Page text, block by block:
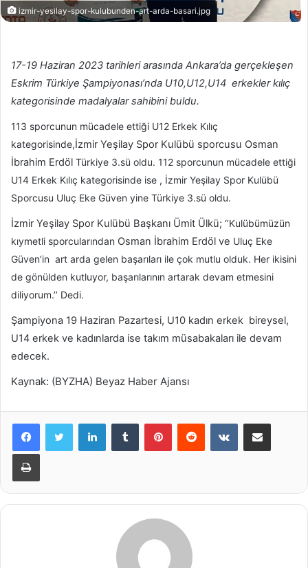
izmir-yesilay-spor-kulubunden-art-arda-basari.jpg
17-19 Haziran 2023 tarihleri arasında Ankara’da gerçekleşen
Eskrim Türkiye Şampiyonası’nda U10,U12,U14 erkekler kılıç
kategorisinde madalyalar sahibini buldu.
113 sporcunun mücadele ettiği U12 Erkek Kılıç
kategorisinde,İzmir Yeşilay Spor Kulübü sporcusu Osman
İbrahim Erdöl Türkiye 3.sü oldu. 112 sporcunun mücadele ettiği
U14 Erkek Kılıç kategorisinde ise , İzmir Yeşilay Spor Kulübü
Sporcusu Uluç Eke Güven yine Türkiye 3.sü oldu.
İzmir Yeşilay Spor Kulübü Başkanı Ümit Ülkü; ‘’Kulübümüzün
kıymetli sporcularından Osman İbrahim Erdöl ve Uluç Eke
Güven’in art arda gelen başarıları ile çok mutlu olduk. Her ikisini
de gönülden kutluyor, başarılarının artarak devam etmesini
diliyorum.’’ Dedi.
Şampiyona 19 Haziran Pazartesi, U10 kadın erkek bireysel,
U14 erkek ve kadınlarda ise takım müsabakaları ile devam
edecek.
Kaynak: (BYZHA) Beyaz Haber Ajansı
LinkedInTumblr PinterestReddit VKontakteE-Posta ile paylaş
Yazdır